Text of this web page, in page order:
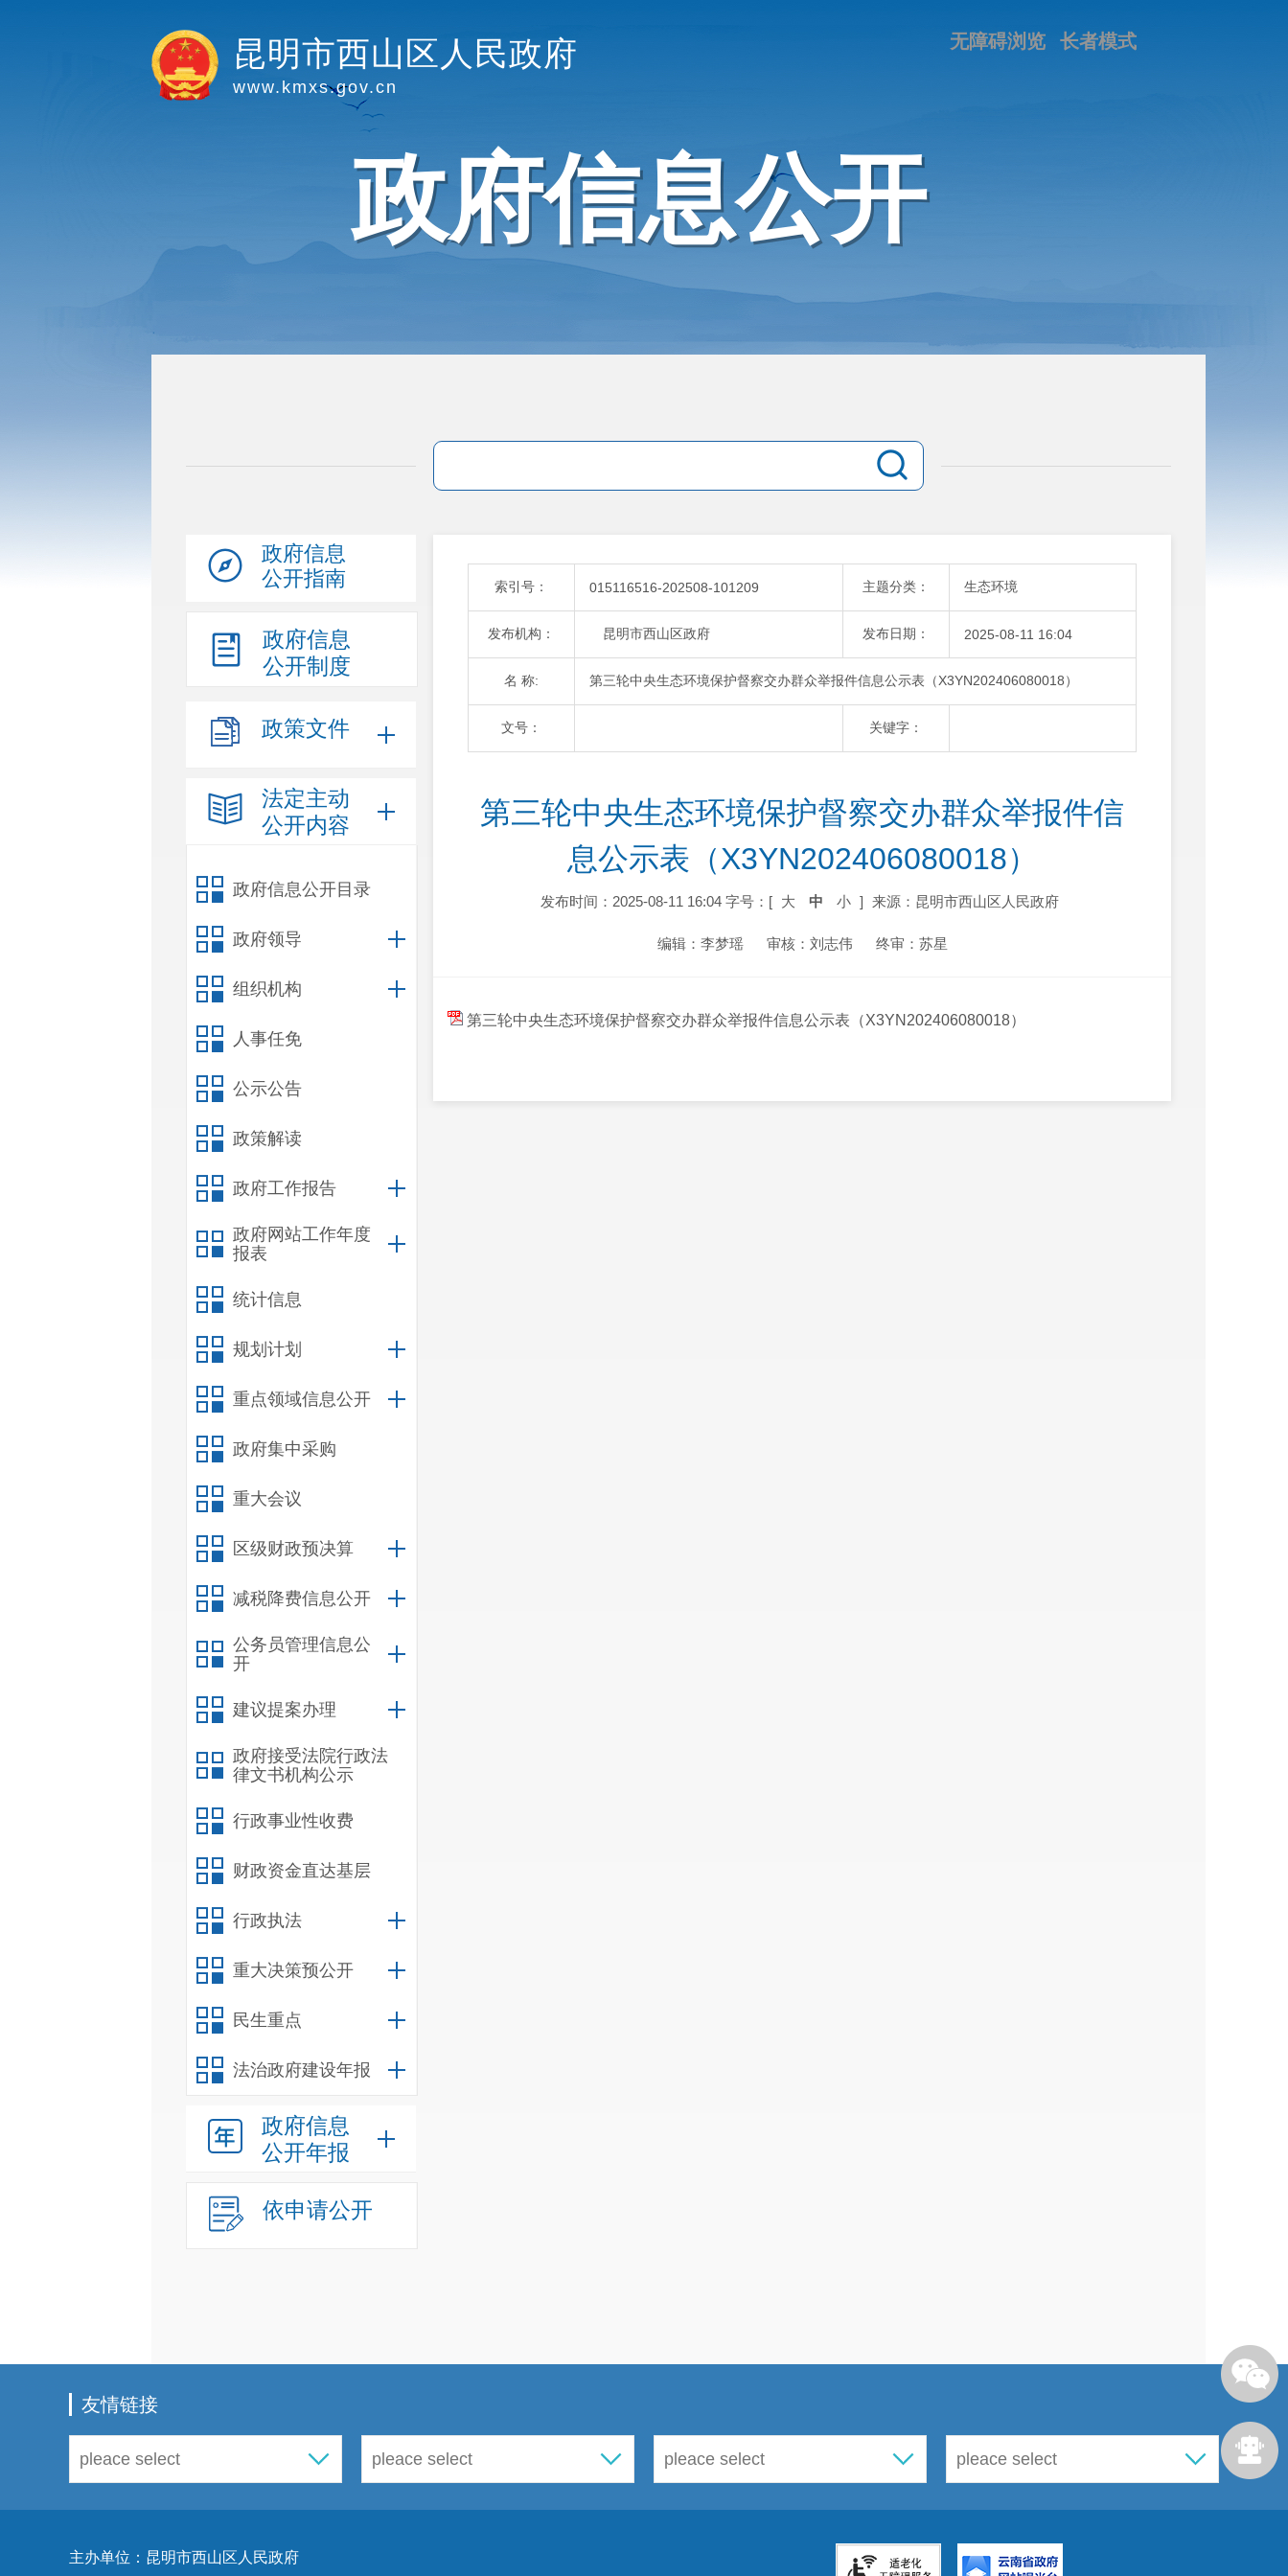
昆明市西山区人民政府
www.kmxs.gov.cn
长者模式
无障碍浏览
政府信息公开
政府信息
公开指南
政府信息
公开制度
政策文件
法定主动
公开内容
政府信息公开目录
政府领导
组织机构
人事任免
公示公告
政策解读
政府工作报告
政府网站工作年度
报表
统计信息
规划计划
重点领域信息公开
政府集中采购
重大会议
区级财政预决算
减税降费信息公开
公务员管理信息公
开
建议提案办理
政府接受法院行政法
律文书机构公示
行政事业性收费
财政资金直达基层
行政执法
重大决策预公开
民生重点
法治政府建设年报
政府信息
公开年报
依申请公开
索引号： 015116516-202508-101209 主题分类： 生态环境
发布机构： 昆明市西山区政府 发布日期： 2025-08-11 16:04
名 称: 第三轮中央生态环境保护督察交办群众举报件信息公示表（X3YN202406080018）
文号： 关键字：
第三轮中央生态环境保护督察交办群众举报件信
息公示表（X3YN202406080018）
发布时间：2025-08-11 16:04 字号：[ 大 中 小 ] 来源：昆明市西山区人民政府
编辑：李梦瑶 审核：刘志伟 终审：苏星
第三轮中央生态环境保护督察交办群众举报件信息公示表（X3YN202406080018）
友情链接
主办单位：昆明市西山区人民政府